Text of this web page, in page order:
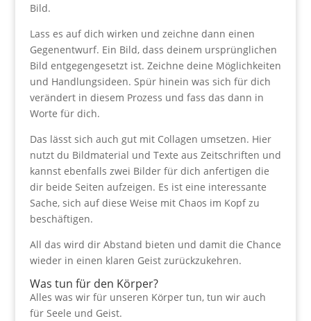
Bild.
Lass es auf dich wirken und zeichne dann einen
Gegenentwurf. Ein Bild, dass deinem ursprünglichen
Bild entgegengesetzt ist. Zeichne deine Möglichkeiten
und Handlungsideen. Spür hinein was sich für dich
verändert in diesem Prozess und fass das dann in
Worte für dich.
Das lässt sich auch gut mit Collagen umsetzen. Hier
nutzt du Bildmaterial und Texte aus Zeitschriften und
kannst ebenfalls zwei Bilder für dich anfertigen die
dir beide Seiten aufzeigen. Es ist eine interessante
Sache, sich auf diese Weise mit Chaos im Kopf zu
beschäftigen.
All das wird dir Abstand bieten und damit die Chance
wieder in einen klaren Geist zurückzukehren.
Was tun für den Körper?
Alles was wir für unseren Körper tun, tun wir auch
für Seele und Geist.